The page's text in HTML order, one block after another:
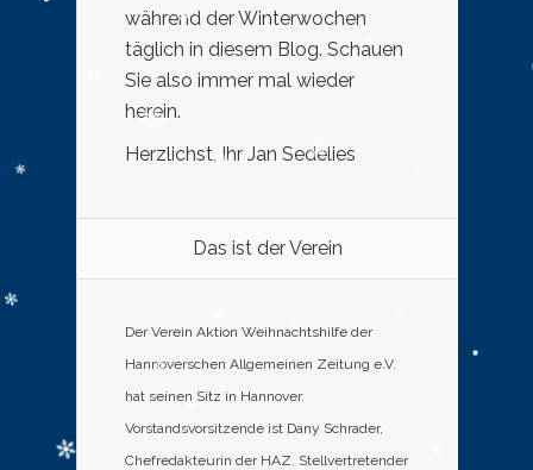
während der Winterwochen
täglich in diesem Blog. Schauen
Sie also immer mal wieder
herein.
Herzlichst, Ihr Jan Sedelies
Das ist der Verein
Der Verein Aktion Weihnachtshilfe der
Hannoverschen Allgemeinen Zeitung e.V.
hat seinen Sitz in Hannover.
Vorstandsvorsitzende ist Dany Schrader,
Chefredakteurin der HAZ. Stellvertretender